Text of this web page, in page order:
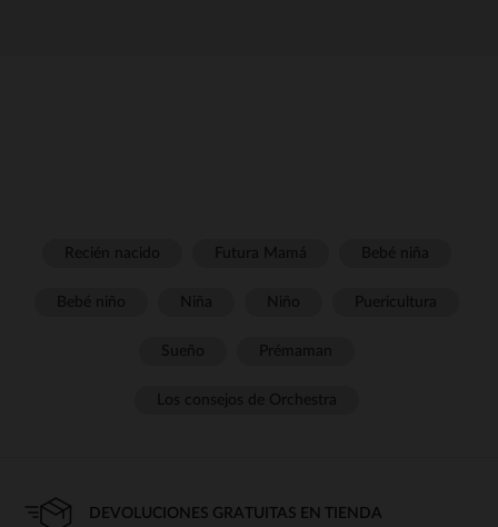
DEVOLUCIONES GRATUITAS EN TIENDA